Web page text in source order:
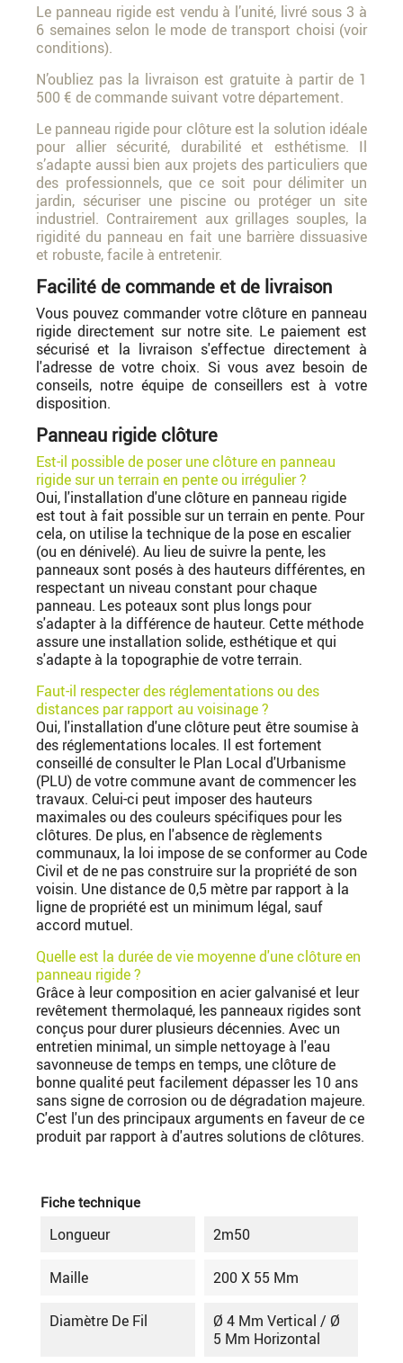
Le panneau rigide est vendu à l’unité, livré sous 3 à
6 semaines selon le mode de transport choisi (voir
conditions).
N’oubliez pas la livraison est gratuite à partir de 1
500 € de commande suivant votre département.
Le panneau rigide pour clôture est la solution idéale
pour allier sécurité, durabilité et esthétisme. Il
s’adapte aussi bien aux projets des particuliers que
des professionnels, que ce soit pour délimiter un
jardin, sécuriser une piscine ou protéger un site
industriel. Contrairement aux grillages souples, la
rigidité du panneau en fait une barrière dissuasive
et robuste, facile à entretenir.
Facilité de commande et de livraison
Vous pouvez commander votre clôture en panneau
rigide directement sur notre site. Le paiement est
sécurisé et la livraison s'effectue directement à
l'adresse de votre choix. Si vous avez besoin de
conseils, notre équipe de conseillers est à votre
disposition.
Panneau rigide clôture
Est-il possible de poser une clôture en panneau
rigide sur un terrain en pente ou irrégulier ?
Oui, l'installation d'une clôture en panneau rigide
est tout à fait possible sur un terrain en pente. Pour
cela, on utilise la technique de la pose en escalier
(ou en dénivelé). Au lieu de suivre la pente, les
panneaux sont posés à des hauteurs différentes, en
respectant un niveau constant pour chaque
panneau. Les poteaux sont plus longs pour
s'adapter à la différence de hauteur. Cette méthode
assure une installation solide, esthétique et qui
s'adapte à la topographie de votre terrain.
Faut-il respecter des réglementations ou des
distances par rapport au voisinage ?
Oui, l'installation d'une clôture peut être soumise à
des réglementations locales. Il est fortement
conseillé de consulter le Plan Local d'Urbanisme
(PLU) de votre commune avant de commencer les
travaux. Celui-ci peut imposer des hauteurs
maximales ou des couleurs spécifiques pour les
clôtures. De plus, en l'absence de règlements
communaux, la loi impose de se conformer au Code
Civil et de ne pas construire sur la propriété de son
voisin. Une distance de 0,5 mètre par rapport à la
ligne de propriété est un minimum légal, sauf
accord mutuel.
Quelle est la durée de vie moyenne d'une clôture en
panneau rigide ?
Grâce à leur composition en acier galvanisé et leur
revêtement thermolaqué, les panneaux rigides sont
conçus pour durer plusieurs décennies. Avec un
entretien minimal, un simple nettoyage à l'eau
savonneuse de temps en temps, une clôture de
bonne qualité peut facilement dépasser les 10 ans
sans signe de corrosion ou de dégradation majeure.
C'est l'un des principaux arguments en faveur de ce
produit par rapport à d'autres solutions de clôtures.
Fiche technique
Longueur 2m50
Maille 200 X 55 Mm
Diamètre De Fil
Ø 4 Mm Vertical / Ø
5 Mm Horizontal